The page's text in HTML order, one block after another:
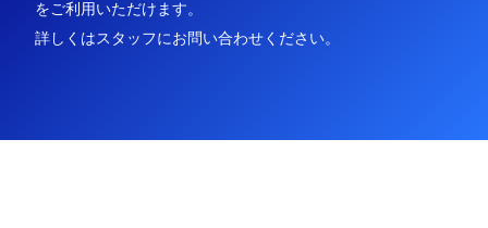
をご利用いただけます。
詳しくはスタッフにお問い合わせください。